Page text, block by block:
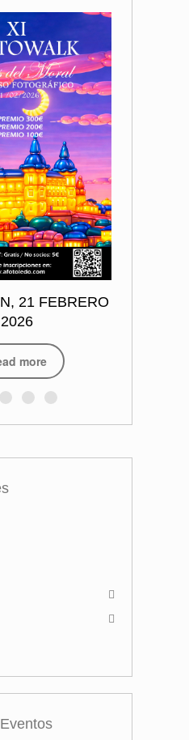
21 FEBRERO
2026
more